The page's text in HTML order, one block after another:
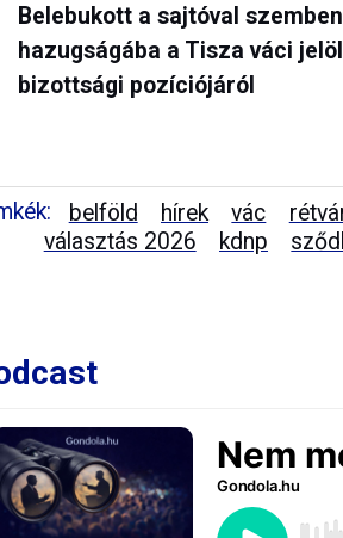
Belebukott a sajtóval
hazugságába a Tisza váci
bizottsági pozíciójáról
belföld hírek vác
választás 2026
kdnp